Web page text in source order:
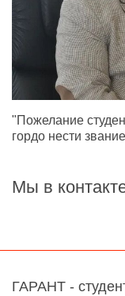
"Пожелание
гордо нести
Мы в
ГАРАНТ -